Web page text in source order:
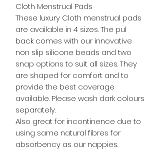
Cloth Menstrual Pads
These luxury Cloth menstrual pads
are available in 4 sizes. The pul
back comes with our innovative
non slip silicone beads and two
snap options to suit all sizes. They
are shaped for comfort and to
provide the best coverage
available. Please wash dark colours
separately.
Also great for incontinence due to
using same natural fibres for
absorbency as our nappies.